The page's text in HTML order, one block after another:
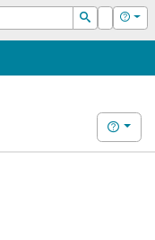
Suchen
Login Hilfe
Hilfe